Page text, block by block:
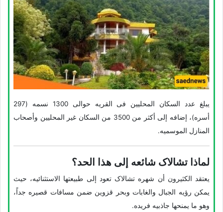
یبلغ عدد السکان المحلیین فی القریه حوالی 1300 نسمه (297
أسره)، إضافه إلى أکثر من 3500 من السکان غیر المحلیین وأصحاب
المنازل الموسمیه.
لماذا تشالاک شائعه إلى هذا الحد؟
یعتقد الکثیرون أن شهره تشالاک تعود إلى طبیعتها الاستثنائیه، حیث
یمکن رؤیه الجبال والغابات وبحر قزوین ضمن مسافات قصیره جداً،
وهو ما یمنحها جاذبیه فریده.